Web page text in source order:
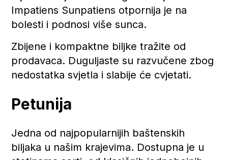
Impatiens Sunpatiens otpornija je na
bolesti i podnosi više sunca.
Zbijene i kompaktne biljke tražite od
prodavaca. Duguljaste su razvučene zbog
nedostatka svjetla i slabije će cvjetati.
Petunija
Jedna od najpopularnijih baštenskih
biljaka u našim krajevima. Dostupna je u